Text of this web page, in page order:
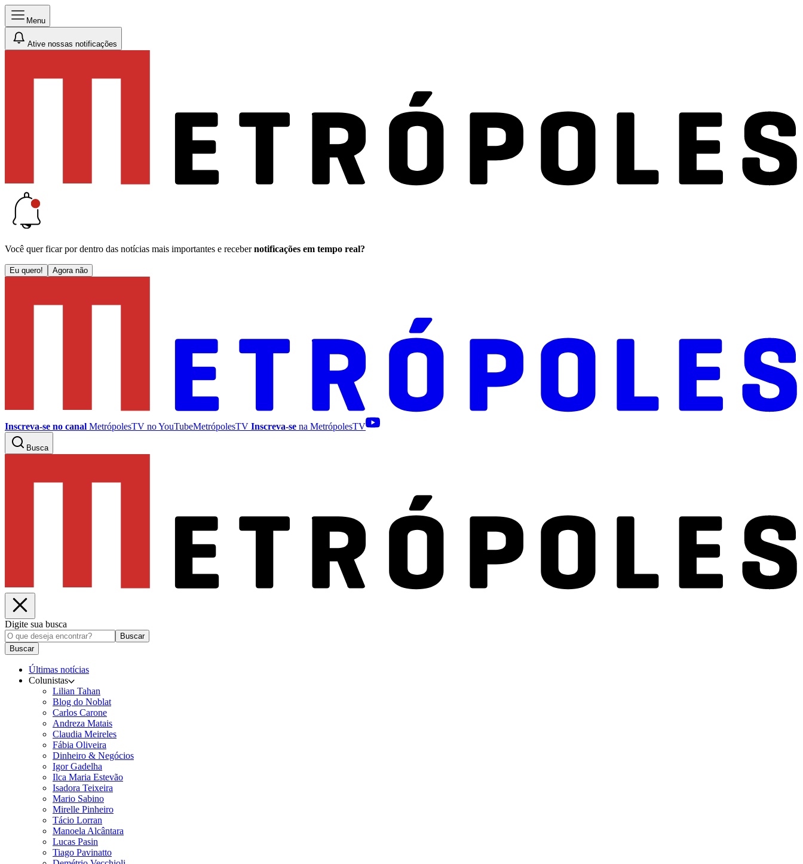
Menu
Ative nossas notificações
Você quer ficar por dentro das notícias mais importantes e receber notificações em tempo real?
Eu quero! Agora não
Inscreva-se no canal MetrópolesTV noYouTubeMetrópolesTV Inscreva-se na MetrópolesTV
Busca
Digite sua busca
Buscar
Buscar
Últimas notícias
Colunistas
Lilian Tahan
Blog do Noblat
Carlos Carone
Andreza Matais
Claudia Meireles
Fábia Oliveira
Dinheiro & Negócios
Igor Gadelha
Ilca Maria Estevão
Isadora Teixeira
Mario Sabino
Mirelle Pinheiro
Tácio Lorran
Manoela Alcântara
Lucas Pasin
Tiago Pavinatto